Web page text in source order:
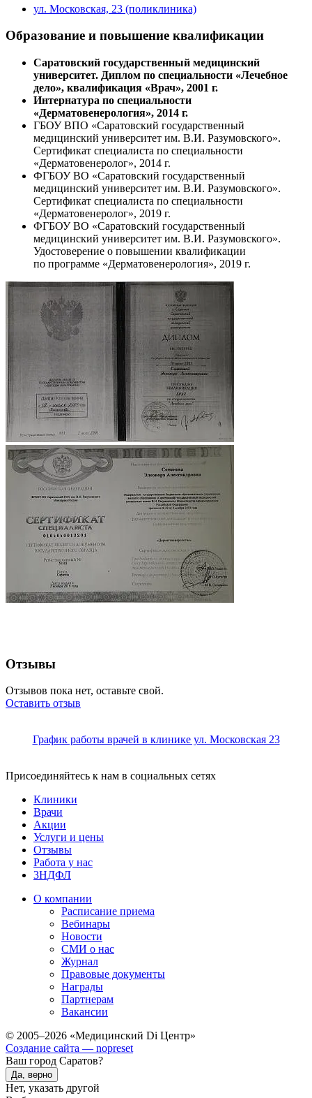
ул. Московская, 23 (поликлиника)
Образование и повышение квалификации
Саратовский государственный медицинский
университет. Диплом по специальности «Лечебное
дело», квалификация «Врач», 2001 г.
Интернатура по специальности
«Дерматовенерология», 2014 г.
ГБОУ ВПО «Саратовский государственный
медицинский университет им. В.И. Разумовского».
Сертификат специалиста по специальности
«Дерматовенеролог», 2014 г.
ФГБОУ ВО «Саратовский государственный
медицинский университет им. В.И. Разумовского».
Сертификат специалиста по специальности
«Дерматовенеролог», 2019 г.
ФГБОУ ВО «Саратовский государственный
медицинский университет им. В.И. Разумовского».
Удостоверение о повышении квалификации
по программе «Дерматовенерология», 2019 г.
Отзывы
Отзывов пока нет, оставьте свой.
Оставить отзыв
График работы врачей в клинике ул. Московская 23
Присоединяйтесь к нам в социальных сетях
Клиники
Врачи
Акции
Услуги и цены
Отзывы
Работа у нас
3НДФЛ
О компании
Расписание приема
Вебинары
Новости
СМИ о нас
Журнал
Правовые документы
Награды
Партнерам
Вакансии
© 2005–2026 «Медицинский Di Центр»
Создание сайта — nopreset
Ваш город Саратов?
Да, верно
Нет, указать другой